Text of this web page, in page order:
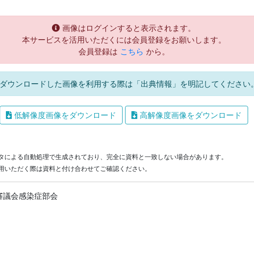
画像はログインすると表示されます。
本サービスを活用いただくには会員登録をお願いします。
会員登録は こちら から。
ダウンロードした画像を利用する際は「出典情報」を明記してください。
低解像度画像をダウンロード 高解像度画像をダウンロード
による自動処理で生成されており、完全に資料と一致しない場合があります。
いただく際は資料と付け合わせてご確認ください。
会感染症部会